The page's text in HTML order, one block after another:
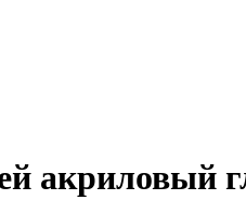
акриловый